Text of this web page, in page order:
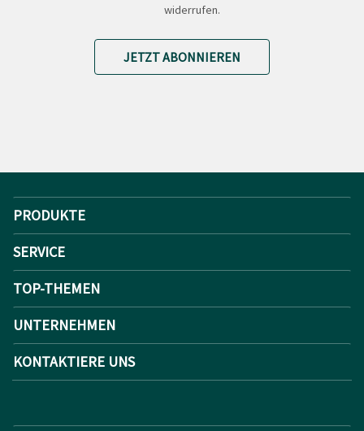
widerrufen.
JETZT ABONNIEREN
PRODUKTE
SERVICE
TOP-THEMEN
UNTERNEHMEN
KONTAKTIERE UNS